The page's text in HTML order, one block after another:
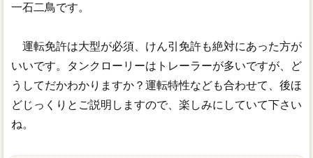
一石二鳥です。
運転免許は大型が必須、けん引免許も絶対にあった方が
いいです。タンクローリーはトレーラーが多いですが、ど
うしてだかわかりますか？運転特性なども合わせて、後ほ
どじっくりとご説明しますので、楽しみにしていて下さい
ね。